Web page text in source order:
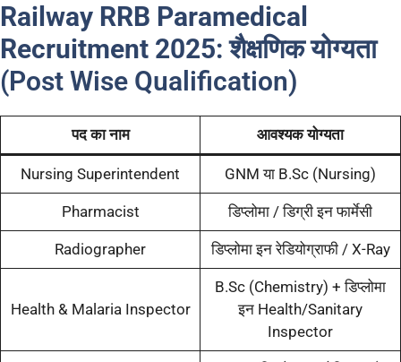
Railway RRB Paramedical
Recruitment 2025:शैक्षणिक योग्यता
(Post Wise Qualification)
पद का नाम आवश्यक योग्यता
Nursing Superintendent GNM या B.Sc (Nursing)
Pharmacist डिप्लोमा / डिग्री इन फार्मेसी
Radiographer डिप्लोमा इन रेडियोग्राफी / X-Ray
Health & Malaria Inspector
B.Sc (Chemistry) + डिप्लोमा
इन Health/Sanitary
Inspector